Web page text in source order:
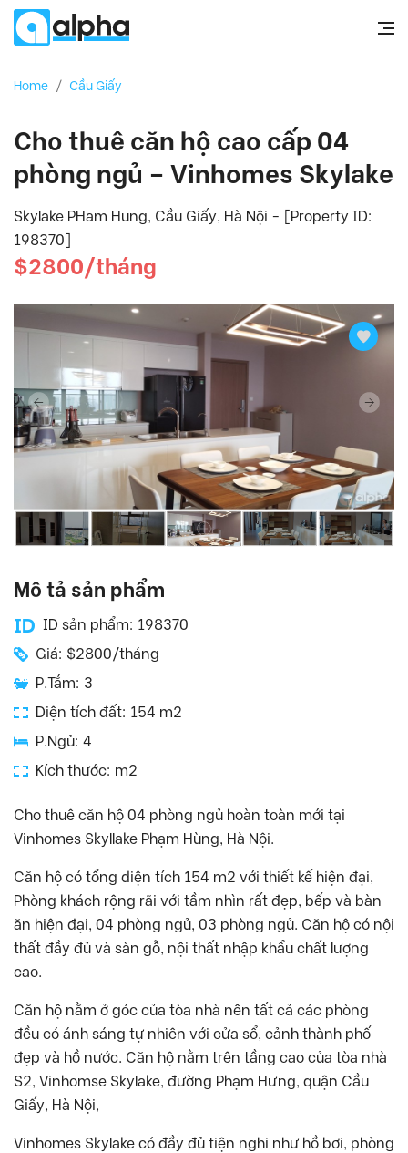
Home / Cầu Giấy
Cho thuê căn hộ cao cấp 04
phòng ngủ – Vinhomes Skylake
Skylake PHam Hung, Cầu Giấy, Hà Nội - [Property ID:
198370]
$2800/tháng
Mô tả sản phẩm
ID sản phẩm: 198370
Giá: $2800/tháng
P.Tắm: 3
Diện tích đất: 154 m2
P.Ngủ: 4
Kích thước: m2
Cho thuê căn hộ 04 phòng ngủ hoàn toàn mới tại
Vinhomes Skyllake Phạm Hùng, Hà Nội.
Căn hộ có tổng diện tích 154 m2 với thiết kế hiện đại,
Phòng khách rộng rãi với tầm nhìn rất đẹp, bếp và bàn
ăn hiện đại, 04 phòng ngủ, 03 phòng ngủ. Căn hộ có nội
thất đầy đủ và sàn gỗ, nội thất nhập khẩu chất lượng
cao.
Căn hộ nằm ở góc của tòa nhà nên tất cả các phòng
đều có ánh sáng tự nhiên với cửa sổ, cảnh thành phố
đẹp và hồ nước. Căn hộ nằm trên tầng cao của tòa nhà
S2, Vinhomse Skylake, đường Phạm Hưng, quận Cầu
Giấy, Hà Nội,
Vinhomes Skylake có đầy đủ tiện nghi như hồ bơi, phòng